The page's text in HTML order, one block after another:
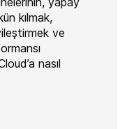
kılmak,
ve
nasıl